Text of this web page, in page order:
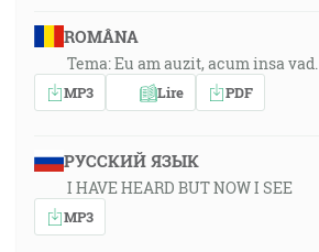
ROMÂNA
Tema: Eu am auzit, acum insa vad.
MP3 Lire PDF
РУССКИЙ ЯЗЫК
I HAVE HEARD BUT NOW I SEE
MP3